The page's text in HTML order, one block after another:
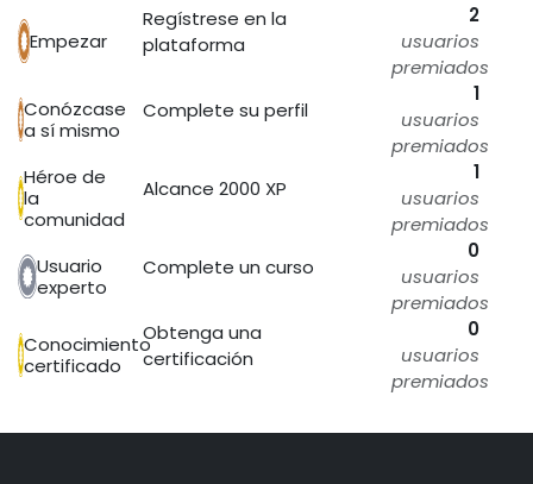
Empezar
Regístrese en la
plataforma
2
usuarios
premiados
Conózcase
a sí mismo
Complete su perfil
1
usuarios
premiados
Héroe de
la
comunidad
Alcance 2000 XP
1
usuarios
premiados
Usuario
experto
Complete un curso
0
usuarios
premiados
Conocimiento
certificado
Obtenga una
certificación
0
usuarios
premiados